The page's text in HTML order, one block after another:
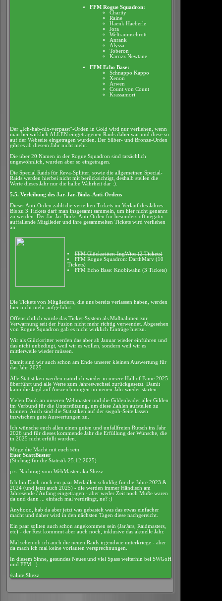
FFM Rogue Squadron:
Charity
Raine
Haenk Haeberle
Jora
Weltraumschrott
Anrank
Alyssa
Toberon
Karozz Newtane
FFM Echo Base:
Schnappo Kappo
Xenon
Arwen
Count von Count
Krassamori
Der „Ich-hab-nix-verpasst“-Orden in Gold wird nur verliehen, wenn
man bei wirklich ALLEN eingetragenen Raids dabei war und diese so
auf der Webseite eingetragen wurden. Der Silber- und Bronze-Orden
gibt es ab diesem Jahr nicht mehr.
Die über 20 Namen in der Rogue Squadron sind tatsächlich
ungewöhnlich, wurden aber so eingetragen.
Die Special Raids für Reva-Splitter, sowie die allgemeinen Special-
Raids werden hierbei nicht mit berücksichtigt, deshalb stellen die
Werte dieses Jahr nur die halbe Wahrheit dar :).
5.5. Verleihung des Jar-Jar-Binks-Anti-Ordens
Dieser Anti-Orden zählt die verteilten Tickets im Verlauf des Jahres.
Bis zu 3 Tickets darf man insgesamt sammeln, um hier nicht genannt
zu werden. Der Jar-Jar-Binks-Anti-Orden für besonders oft negativ
auffallende Mitglieder und ihre gesammelten Tickets wird verliehen
an:
FFM Glücksritter: IngWios (2 Tickets)
FFM Rogue Squadron: DarthMarv (10
Tickets)
FFM Echo Base: Knobiwahn (3 Tickets)
Die Tickets von Mitgliedern, die uns bereits verlassen haben, werden
hier nicht mehr aufgeführt.
Offensichtlich wurde das Ticket-System als Maßnahmen zur
Verwarnung seit der Fusion nicht mehr richtig verwendet. Abgesehen
von Rogue Squadron gab es nicht wirklich Einträge hierzu.
Wir als Glücksritter werden das aber ab Januar wieder einführen und
das nicht unbedingt, weil wir es wollen, sondern weil wir es
mittlerweile wieder müssen.
Damit sind wir auch schon am Ende unserer kleinen Auswertung für
das Jahr 2025.
Alle Statistiken werden natürlich wieder in unsere Hall of Fame 2025
überführt und alle Werte zum Jahreswechsel zurückgesetzt. Damit
kann die Jagd auf Auszeichnungen im neuen Jahr wieder starten.
Vielen Dank an unseren Webmaster und die Gildenleader aller Gilden
im Verbund für die Unterstützung, um diese Zahlen aufstellen zu
können. Auch sind die Statistiken auf der swgoh-Seite lassen
inzwischen gute Auswertungen zu.
Ich wünsche euch allen einen guten und unfallfreien Rutsch ins Jahr
2026 und für dieses kommende Jahr die Erfüllung der Wünsche, die
in 2025 nicht erfüllt wurden.
Möge die Macht mit euch sein.
Euer ScattBuster
(Stichtag für die Statistik 25.12.2025)
p.s. Nachtrag vom WebMaster aka Shezz
Ich bin Euch noch ein paar Medaillen schuldig für die Jahre 2023 &
2024 (und jetzt auch 2025) - die werden immer Händisch am
Jahresende / Anfang eingetragen - aber weder Zeit noch Muße waren
da und dann ... einfach mal verdrängt, ne? :)
Anyhooo, hab da aber jetzt was gebastelt was das etwas einfacher
macht und daher wird in den nächsten Tagen diese nachgereicht.
Ein paar sollten auch schon angekommen sein (JarJars, Raidmasters,
etc) - der Rest kommmt aber auch noch, inklusive das aktuelle Jahr.
Mal sehen ob ich auch die neuen Raids irgendwie unterkriege - aber
da mach ich mal keine vorlauten versprechnungen.
In diesem Sinne, gesundes Neues und viel Spass weiterhin bei SWGoH
und FFM. :)
/salute Shezz